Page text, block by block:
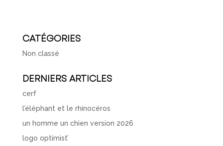
CATÉGORIES
Non classé
DERNIERS ARTICLES
cerf
l’éléphant et le rhinocéros
un homme un chien version 2026
logo optimist’